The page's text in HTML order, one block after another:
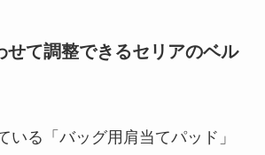
せて調整できるセリアのベル
いる「バッグ用肩当てパッド」